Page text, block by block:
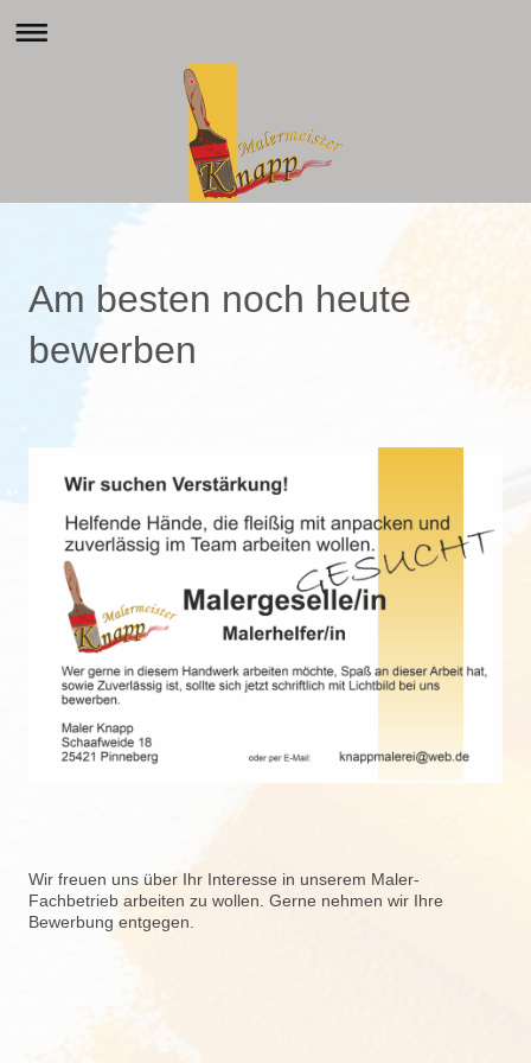
Am besten noch heute
bewerben
Wir freuen uns über Ihr Interesse in unserem Maler-
Fachbetrieb arbeiten zu wollen. Gerne nehmen wir Ihre
Bewerbung entgegen.